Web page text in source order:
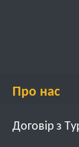
Про нас
Договір з